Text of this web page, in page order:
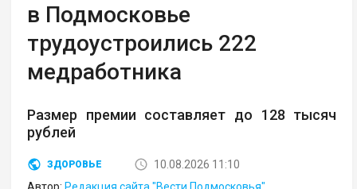
в Подмосковье
трудоустроились 222
медработника
Размер премии составляет до 128 тысяч
рублей
ЗДОРОВЬЕ
10.08.2026 11:10